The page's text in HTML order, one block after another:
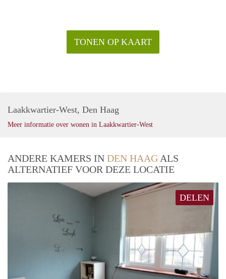
TONEN OP KAART
Laakkwartier-West, Den Haag
Meer informatie over wonen in Laakkwartier-West
ANDERE KAMERS IN DEN HAAG ALS
ALTERNATIEF VOOR DEZE LOCATIE
DELEN